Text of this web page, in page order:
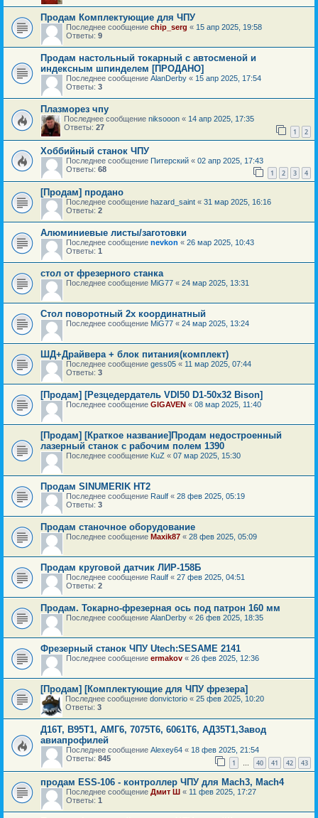
Продам Комплектующие для ЧПУ
Последнее сообщение chip_serg « 15 апр 2025, 19:58
Ответы: 9
Продам настольный токарный с автосменой и
индексным шпинделем [ПРОДАНО]
Последнее сообщение AlanDerby « 15 апр 2025, 17:54
Ответы: 3
Плазморез чпу
Последнее сообщение niksooon « 14 апр 2025, 17:35
Ответы: 27 1 2
Хоббийный станок ЧПУ
Последнее сообщение Питерский « 02 апр 2025, 17:43
Ответы: 68 1 2 3 4
[Продам] продано
Последнее сообщение hazard_saint « 31 мар 2025, 16:16
Ответы: 2
Алюминиевые листы/заготовки
Последнее сообщение nevkon « 26 мар 2025, 10:43
Ответы: 1
стол от фрезерного станка
Последнее сообщение MiG77 « 24 мар 2025, 13:31
Стол поворотный 2х координатный
Последнее сообщение MiG77 « 24 мар 2025, 13:24
ШД+Драйвера + блок питания(комплект)
Последнее сообщение gess05 « 11 мар 2025, 07:44
Ответы: 3
[Продам] [Резцедердатель VDI50 D1-50x32 Bison]
Последнее сообщение GIGAVEN « 08 мар 2025, 11:40
[Продам] [Краткое название]Продам недостроенный
лазерный станок с рабочим полем 1390
Последнее сообщение KuZ « 07 мар 2025, 15:30
Продам SINUMERIK HT2
Последнее сообщение Raulf « 28 фев 2025, 05:19
Ответы: 3
Продам станочное оборудование
Последнее сообщение Maxik87 « 28 фев 2025, 05:09
Продам круговой датчик ЛИР-158Б
Последнее сообщение Raulf « 27 фев 2025, 04:51
Ответы: 2
Продам. Токарно-фрезерная ось под патрон 160 мм
Последнее сообщение AlanDerby « 26 фев 2025, 18:35
Фрезерный станок ЧПУ Utech:SESAME 2141
Последнее сообщение ermakov « 26 фев 2025, 12:36
[Продам] [Комплектующие для ЧПУ фрезера]
Последнее сообщение donvictorio « 25 фев 2025, 10:20
Ответы: 3
Д16Т, В95Т1, АМГ6, 7075Т6, 6061Т6, АД35Т1,Завод
авиапрофилей
Последнее сообщение Alexey64 « 18 фев 2025, 21:54
Ответы: 845 1 … 40 41 42 43
продам ESS-106 - контроллер ЧПУ для Mach3, Mach4
Последнее сообщение Дмит Ш « 11 фев 2025, 17:27
Ответы: 1